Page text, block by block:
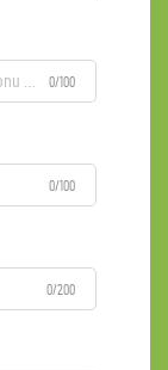
0/100
0/100
0/200